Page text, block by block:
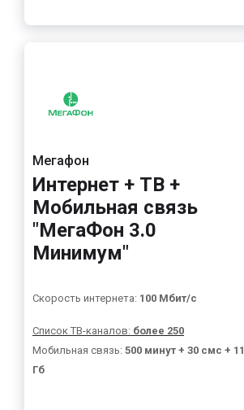
Мегафон
Интернет + ТВ +
Мобильная связь
"МегаФон 3.0
Минимум"
Скорость интернета: 100 Мбит/с
Список ТВ-каналов: более 250
Мобильная связь: 500 минут + 30 смс + 11
Гб